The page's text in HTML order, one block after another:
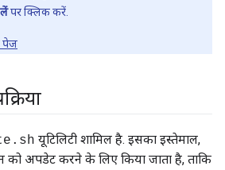
लेंपर क्लिक करें.
पेज
यूटिलिटी शामिल है. इसका इस्तेमाल,
को अपडेट करने के लिए किया जाता है, ताकि